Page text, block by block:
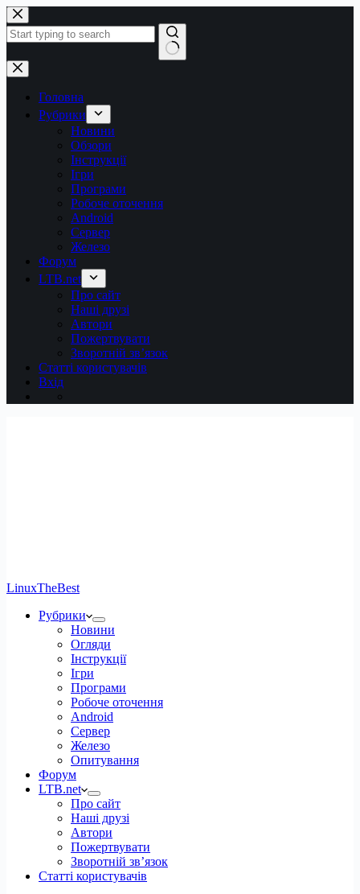
Перейти
до
вмісту
Немає
результатів
Головна
Рубрики
Новини
Обзори
Інструкції
Ігри
Програми
Робоче оточення
Android
Сервер
Железо
Форум
LTB.net
Про сайт
Наші друзі
Автори
Пожертвувати
Зворотній зв’язок
Статті користувачів
Вхід
LinuxTheBest
Рубрики
Новини
Огляди
Інструкції
Ігри
Програми
Робоче оточення
Android
Сервер
Железо
Опитування
Форум
LTB.net
Про сайт
Наші друзі
Автори
Пожертвувати
Зворотній зв’язок
Статті користувачів